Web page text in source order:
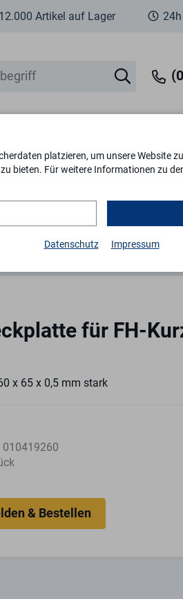
Artikel auf Lager
Schlösser & Zylinder
für FH-Kurzschild-Garnitur extra
für FH-
x 65 x 0,5 mm stark
010419260
platzieren, um unsere Website
bieten. Für weitere Informationen zu
Datenschutz Impressum